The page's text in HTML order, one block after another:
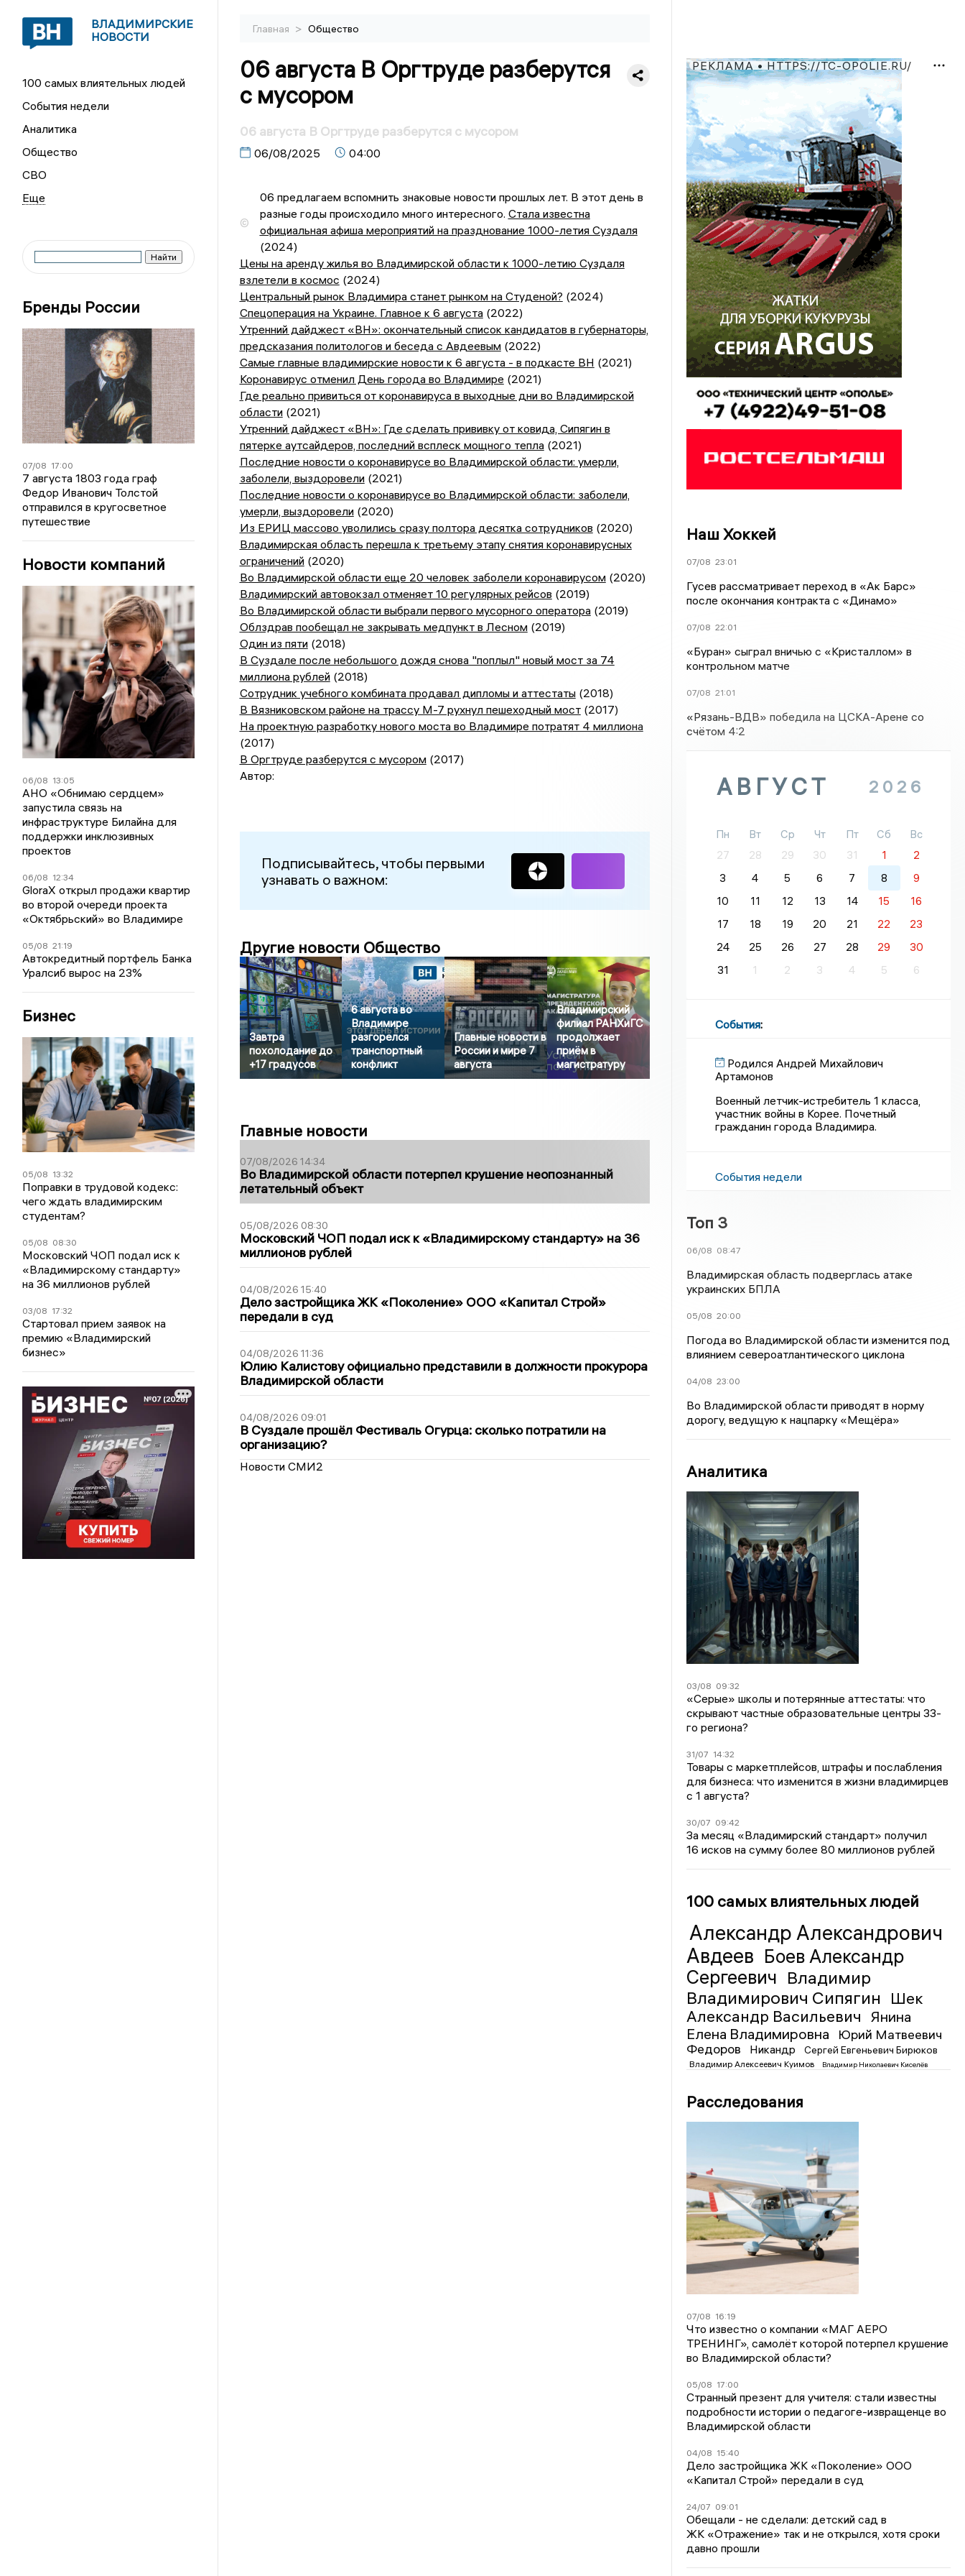
ВЛАДИМИРСКИЕ
НОВОСТИ
100 самых влиятельных людей
События недели
Аналитика
Общество
СВО
Бренды России
07/08 17:00
7 августа 1803 года граф
Федор Иванович Толстой
отправился в кругосветное
путешествие
Новости компаний
06/08 13:05
АНО «Обнимаю сердцем»
запустила связь на
инфраструктуре Билайна для
поддержки инклюзивных
проектов
06/08 12:34
GloraX открыл продажи квартир
во второй очереди проекта
«Октябрьский» во Владимире
05/08 21:19
Автокредитный портфель Банка
Уралсиб вырос на 23%
Бизнес
05/08 13:32
Поправки в трудовой кодекс:
чего ждать владимирским
студентам?
05/08 08:30
Московский ЧОП подал иск к
«Владимирскому стандарту»
на 36 миллионов рублей
03/08 17:32
Стартовал прием заявок на
премию «Владимирский
бизнес»
Главная > Общество
06 августа В Оргтруде разберутся
с мусором
06 августа В Оргтруде разберутся с мусором
06/08/2025 04:00
©
06 предлагаем вспомнить знаковые новости прошлых лет. В этот день в
разные годы происходило много интересного. Стала известна
официальная афиша мероприятий на празднование 1000-летия Суздаля
(2024)
Цены на аренду жилья во Владимирской области к 1000-летию Суздаля
взлетели в космос (2024)
Центральный рынок Владимира станет рынком на Студеной? (2024)
Спецоперация на Украине. Главное к 6 августа(2022)
Утренний дайджест «ВН»: окончательный список кандидатов в губернаторы,
предсказания политологов и беседа с Авдеевым(2022)
Самые главные владимирские новости к 6 августа - в подкасте ВН (2021)
Коронавирус отменил День города во Владимире (2021)
Где реально привиться от коронавируса в выходные дни во Владимирской
области(2021)
Утренний дайджест «ВН»: Где сделать прививку от ковида, Сипягин в
пятерке аутсайдеров, последний всплеск мощного тепла(2021)
Последние новости о коронавирусе во Владимирской области: умерли,
заболели, выздоровели(2021)
Последние новости о коронавирусе во Владимирской области: заболели,
умерли, выздоровели(2020)
Из ЕРИЦ массово уволились сразу полтора десятка сотрудников (2020)
Владимирская область перешла к третьему этапу снятия коронавирусных
ограничений(2020)
Во Владимирской области еще 20 человек заболели коронавирусом(2020)
Владимирский автовокзал отменяет 10 регулярных рейсов (2019)
Во Владимирской области выбрали первого мусорного оператора(2019)
Облздрав пообещал не закрывать медпункт в Лесном(2019)
Один из пяти(2018)
В Суздале после небольшого дождя снова "поплыл" новый мост за 74
миллиона рублей(2018)
Сотрудник учебного комбината продавал дипломы и аттестаты(2018)
В Вязниковском районе на трассу М-7 рухнул пешеходный мост(2017)
На проектную разработку нового моста во Владимире потратят 4 миллиона
(2017)
В Оргтруде разберутся с мусором(2017)
Автор:
Подписывайтесь, чтобы первыми
узнавать о важном:
Другие новости Общество
Завтра
похолодание до
+17 градусов
6 августа во
Владимире
разгорелся
транспортный
конфликт
Главные новости в
России и мире 7
августа
Владимирский
филиал РАНХиГС
продолжает
приём в
магистратуру
Главные новости
07/08/2026 14:34
Во Владимирской области потерпел крушение неопознанный
летательный объект
05/08/2026 08:30
Московский ЧОП подал иск к «Владимирскому стандарту» на 36
миллионов рублей
04/08/2026 15:40
Дело застройщика ЖК «Поколение» ООО «Капитал Строй»
передали в суд
04/08/2026 11:36
Юлию Калистову официально представили в должности прокурора
Владимирской области
04/08/2026 09:01
В Суздале прошёл Фестиваль Огурца: сколько потратили на
организацию?
Новости СМИ2
РЕКЛАМА • HTTPS://TC-OPOLIE.RU/
Наш Хоккей
07/08 23:01
Гусев рассматривает переход в «Ак Барс»
после окончания контракта с «Динамо»
07/08 22:01
«Буран» сыграл вничью с «Кристаллом» в
контрольном матче
07/08 21:01
«Рязань-ВДВ» победила на ЦСКА-Арене со
счётом 4:2
АВГУСТ 2026
Пн Вт Ср Чт Пт Сб
Вс
27
28 29 30 31 1
2
3
4 5 6 7 8
9
10
11 12 13 14 15
16
17
18 19 20 21 22
23
24
25 26 27 28 29
30
31
1 2 3 4 5 6
События:
Родился Андрей Михайлович
Артамонов
Военный летчик-истребитель 1 класса,
участник войны в Корее. Почетный
гражданин города Владимира.
События недели
Топ 3
06/08 08:47
Владимирская область подверглась атаке
украинских БПЛА
05/08 20:00
Погода во Владимирской области изменится под
влиянием североатлантического циклона
04/08 23:00
Во Владимирской области приводят в норму
дорогу, ведущую к нацпарку «Мещёра»
Аналитика
03/08 09:32
«Серые» школы и потерянные аттестаты: что
скрывают частные образовательные центры 33-
го региона?
31/07 14:32
Товары с маркетплейсов, штрафы и послабления
для бизнеса: что изменится в жизни владимирцев
с 1 августа?
30/07 09:42
За месяц «Владимирский стандарт» получил
16 исков на сумму более 80 миллионов рублей
100 самых влиятельных людей
Александр Александрович
Авдеев Боев Александр
Сергеевич Владимир
Владимирович Сипягин Шек
Александр Васильевич
Янина
Елена Владимировна
Юрий Матвеевич
Федоров
Никандр Сергей Евгеньевич Бирюков
Владимир Алексеевич Куимов Владимир Николаевич Киселёв
Расследования
07/08 16:19
Что известно о компании «МАГ АЕРО
ТРЕНИНГ», самолёт которой потерпел крушение
во Владимирской области?
05/08 17:00
Странный презент для учителя: стали известны
подробности истории о педагоге-извращенце во
Владимирской области
04/08 15:40
Дело застройщика ЖК «Поколение» ООО
«Капитал Строй» передали в суд
24/07 09:01
Обещали - не сделали: детский сад в
ЖК «Отражение» так и не открылся, хотя сроки
давно прошли